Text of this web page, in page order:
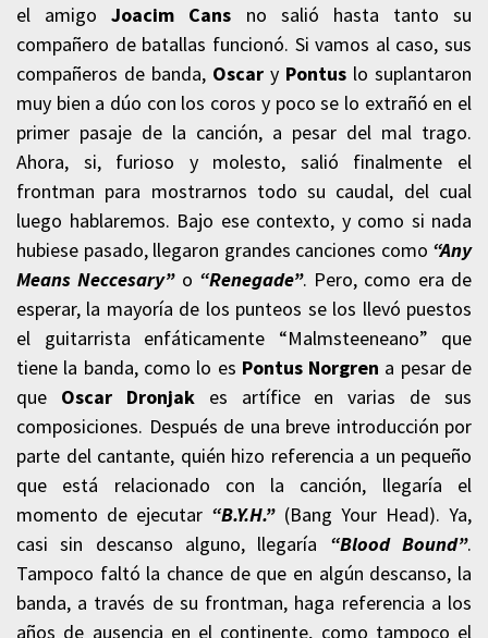
el amigoJoacim Cans no salió hasta tanto su
compañero de batallas funcionó. Si vamos al caso, sus
compañeros de banda, Oscar y Pontus lo suplantaron
muy bien a dúo con los coros y poco se lo extrañó en el
primer pasaje de la canción, a pesar del mal trago.
Ahora, si, furioso y molesto, salió finalmente el
frontman para mostrarnos todo su caudal, del cual
luego hablaremos. Bajo ese contexto, y como si nada
hubiese pasado, llegaron grandes canciones como “Any
Means Neccesary”o “Renegade”. Pero, como era de
esperar, la mayoría de los punteos se los llevó puestos
el guitarrista enfáticamente “Malmsteeneano” que
tiene la banda, como lo es Pontus Norgren a pesar de
que Oscar Dronjakes artífice en varias de sus
composiciones. Después de una breve introducción por
parte del cantante, quién hizo referencia a un pequeño
que está relacionado con la canción, llegaría el
momento de ejecutar “B.Y.H.”(Bang Your Head). Ya,
casi sin descanso alguno, llegaría “Blood Bound”.
Tampoco faltó la chance de que en algún descanso, la
banda, a través de su frontman, haga referencia a los
años de ausencia en el continente, como tampoco el